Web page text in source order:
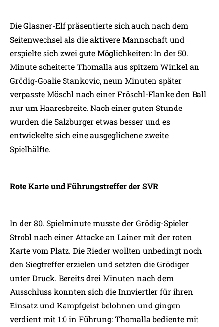
Die Glasner-Elf präsentierte sich auch nach dem
Seitenwechsel als die aktivere Mannschaft und
erspielte sich zwei gute Möglichkeiten: In der 50.
Minute scheiterte Thomalla aus spitzem Winkel an
Grödig-Goalie Stankovic, neun Minuten später
verpasste Möschl nach einer Fröschl-Flanke den Ball
nur um Haaresbreite. Nach einer guten Stunde
wurden die Salzburger etwas besser und es
entwickelte sich eine ausgeglichene zweite
Spielhälfte.
Rote Karte und Führungstreffer der SVR
In der 80. Spielminute musste der Grödig-Spieler
Strobl nach einer Attacke an Lainer mit der roten
Karte vom Platz. Die Rieder wollten unbedingt noch
den Siegtreffer erzielen und setzten die Grödiger
unter Druck. Bereits drei Minuten nach dem
Ausschluss konnten sich die Innviertler für ihren
Einsatz und Kampfgeist belohnen und gingen
verdient mit 1:0 in Führung: Thomalla bediente mit